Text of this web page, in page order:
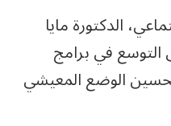
الدكتورة مايا
التوسع في برامج
الوضع المعيشي